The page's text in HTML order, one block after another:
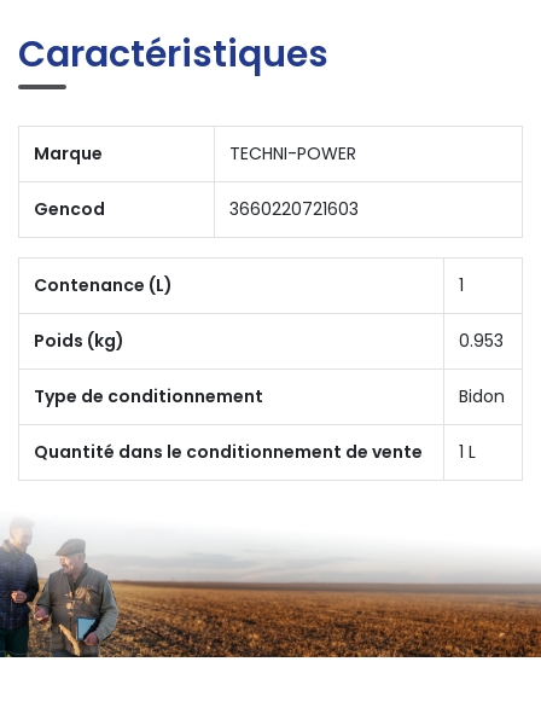
Caractéristiques
Marque TECHNI-POWER
Gencod 3660220721603
Contenance (L) 1
Poids (kg) 0.953
Type de conditionnement Bidon
Quantité dans le conditionnement de vente 1 L